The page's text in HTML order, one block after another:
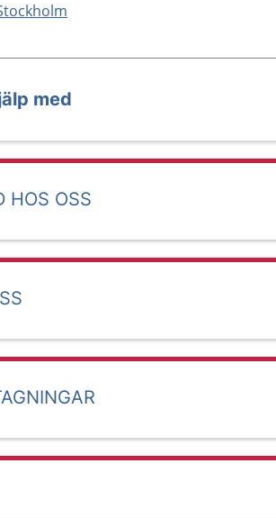
med
HOS OSS